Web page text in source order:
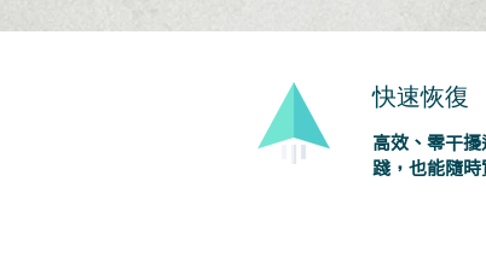
快速恢復
高效、零干擾
踐，也能隨時